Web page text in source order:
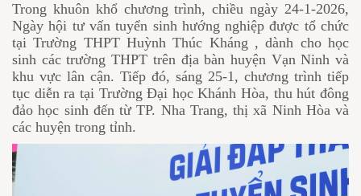
Trong khuôn khổ chương trình, chiều ngày 24-1-2026,
Ngày hội tư vấn tuyển sinh hướng nghiệp được tổ chức
tại Trường THPT Huỳnh Thúc Kháng , dành cho học
sinh các trường THPT trên địa bàn huyện Vạn Ninh và
khu vực lân cận. Tiếp đó, sáng 25-1, chương trình tiếp
tục diễn ra tại Trường Đại học Khánh Hòa, thu hút đông
đảo học sinh đến từ TP. Nha Trang, thị xã Ninh Hòa và
các huyện trong tỉnh.